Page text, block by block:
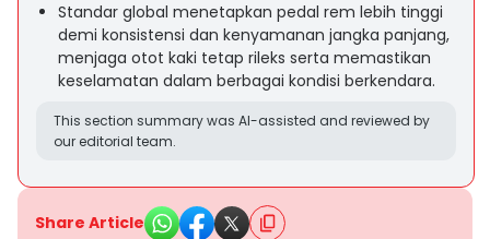
Standar global menetapkan pedal rem lebih tinggi
demi konsistensi dan kenyamanan jangka panjang,
menjaga otot kaki tetap rileks serta memastikan
keselamatan dalam berbagai kondisi berkendara.
This section summary was AI-assisted and reviewed by
our editorial team.
Share Article